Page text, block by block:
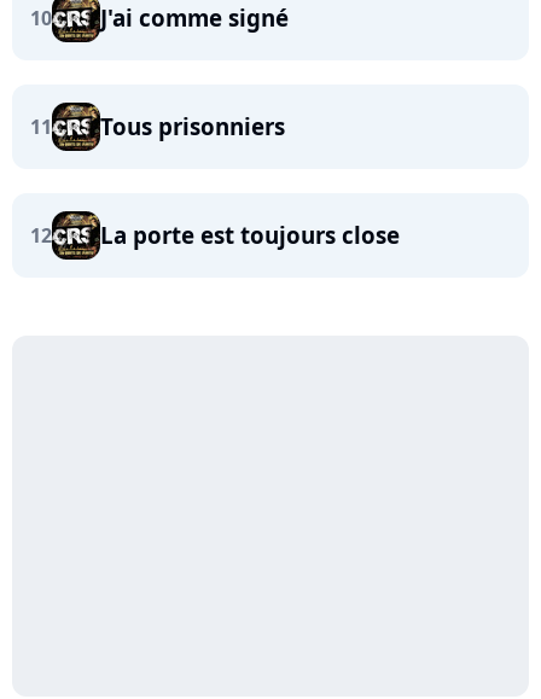
10 J'ai comme signé
11 Tous prisonniers
12 La porte est toujours close